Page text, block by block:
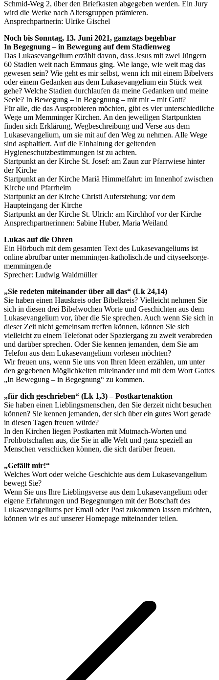
Schmid-Weg 2, über den Briefkasten abgegeben werden. Ein Jury
wird die Werke nach Altersgruppen prämieren.
Ansprechpartnerin: Ulrike Gischel
Noch bis Sonntag, 13. Juni 2021, ganztags begehbar
In Begegnung – in Bewegung auf dem Stadienweg
Das Lukasevangelium erzählt davon, dass Jesus mit zwei Jüngern
60 Stadien weit nach Emmaus ging. Wie lange, wie weit mag das
gewesen sein? Wie geht es mir selbst, wenn ich mit einem Bibelvers
oder einem Gedanken aus dem Lukasevangelium ein Stück weit
gehe? Welche Stadien durchlaufen da meine Gedanken und meine
Seele? In Bewegung – in Begegnung – mit mir – mit Gott?
Für alle, die das Ausprobieren möchten, gibt es vier unterschiedliche
Wege um Memminger Kirchen. An den jeweiligen Startpunkten
finden sich Erklärung, Wegbeschreibung und Verse aus dem
Lukasevangelium, um sie mit auf den Weg zu nehmen. Alle Wege
sind asphaltiert. Auf die Einhaltung der geltenden
Hygieneschutzbestimmungen ist zu achten.
Startpunkt an der Kirche St. Josef: am Zaun zur Pfarrwiese hinter
der Kirche
Startpunkt an der Kirche Mariä Himmelfahrt: im Innenhof zwischen
Kirche und Pfarrheim
Startpunkt an der Kirche Christi Auferstehung: vor dem
Haupteingang der Kirche
Startpunkt an der Kirche St. Ulrich: am Kirchhof vor der Kirche
Ansprechpartnerinnen: Sabine Huber, Maria Weiland
Lukas auf die Ohren
Ein Hörbuch mit dem gesamten Text des Lukasevangeliums ist
online abrufbar unter memmingen-katholisch.de und cityseelsorge-
memmingen.de
Sprecher: Ludwig Waldmüller
„Sie redeten miteinander über all das“ (Lk 24,14)
Sie haben einen Hauskreis oder Bibelkreis? Vielleicht nehmen Sie
sich in diesen drei Bibelwochen Worte und Geschichten aus dem
Lukasevangelium vor, über die Sie sprechen. Auch wenn Sie sich in
dieser Zeit nicht gemeinsam treffen können, können Sie sich
vielleicht zu einem Telefonat oder Spaziergang zu zweit verabreden
und darüber sprechen. Oder Sie kennen jemanden, dem Sie am
Telefon aus dem Lukasevangelium vorlesen möchten?
Wir freuen uns, wenn Sie uns von Ihren Ideen erzählen, um unter
den gegebenen Möglichkeiten miteinander und mit dem Wort Gottes
„In Bewegung – in Begegnung“ zu kommen.
„für dich geschrieben“ (Lk 1,3) – Postkartenaktion
Sie haben einen Lieblingsmenschen, den Sie derzeit nicht besuchen
können? Sie kennen jemanden, der sich über ein gutes Wort gerade
in diesen Tagen freuen würde?
In den Kirchen liegen Postkarten mit Mutmach-Worten und
Frohbotschaften aus, die Sie in alle Welt und ganz speziell an
Menschen verschicken können, die sich darüber freuen.
„Gefällt mir!“
Welches Wort oder welche Geschichte aus dem Lukasevangelium
bewegt Sie?
Wenn Sie uns Ihre Lieblingsverse aus dem Lukasevangelium oder
eigene Erfahrungen und Begegnungen mit der Botschaft des
Lukasevangeliums per Email oder Post zukommen lassen möchten,
können wir es auf unserer Homepage miteinander teilen.